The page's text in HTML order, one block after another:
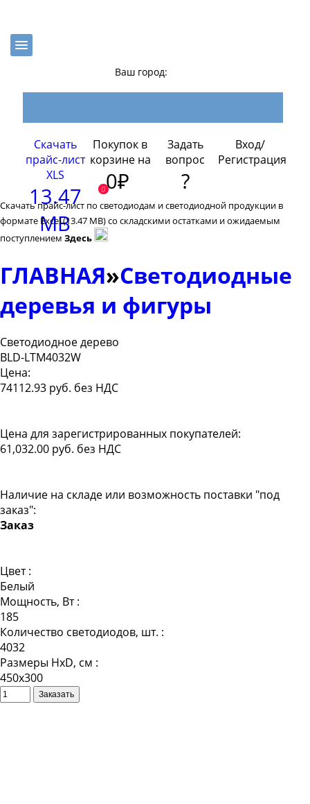
Ваш город:
Вход/
Регистрация
Задать
вопрос
?
Покупок в
корзине на
0₽
0
Скачать
прайс-лист
XLS
13.47
MB
Скачать прайс-лист по светодиодам и светодиодной продукции в
формате Excel (13.47 MB) со складскими остатками и ожидаемым
поступлением Здесь
ГЛАВНАЯ»Светодиодные
деревья и фигуры
Светодиодное дерево
BLD-LTM4032W
Цена:
74112.93 руб. без НДС
Цена для зарегистрированных покупателей:
61,032.00 руб. без НДС
Наличие на складе или возможность поставки "под
заказ":
Заказ
Цвет :
Белый
Мощность, Вт :
185
Количество светодиодов, шт. :
4032
Размеры HxD, см :
450х300